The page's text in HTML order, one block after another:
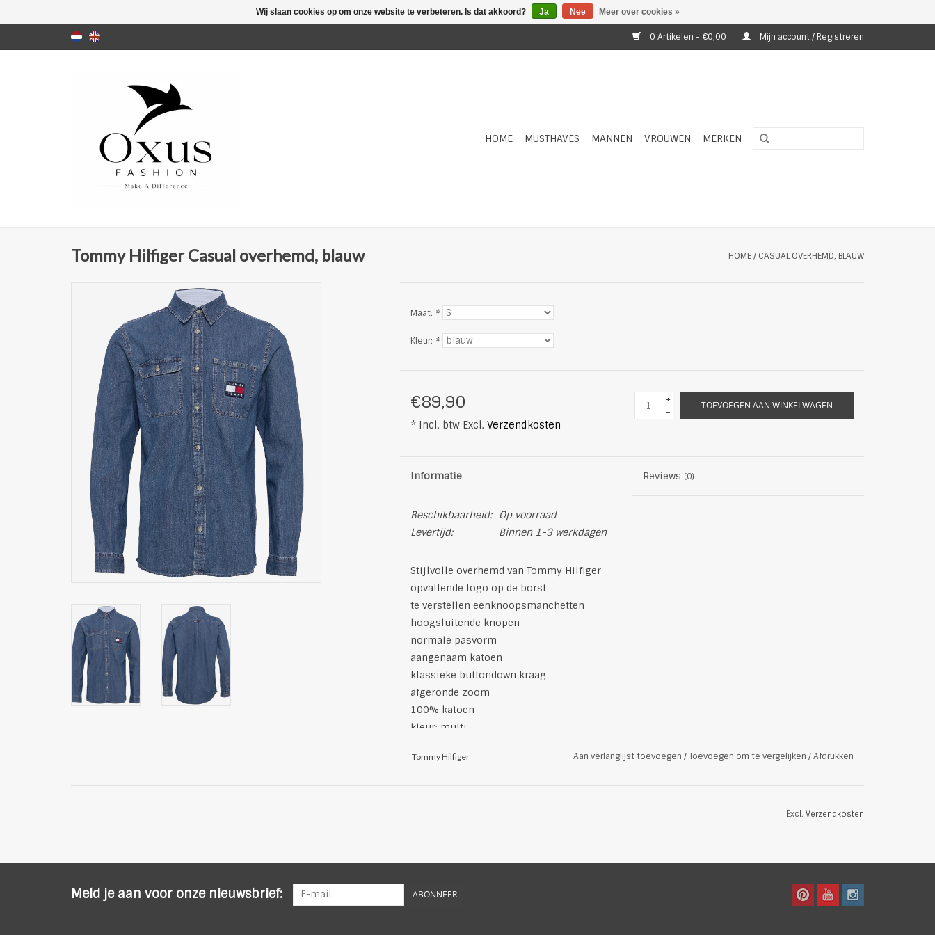
0 Artikelen - €0,00 Mijn account / Registreren
HOME MUSTHAVES MANNEN VROUWEN MERKEN
Tommy Hilfiger Casual overhemd, blauw HOME/ CASUAL OVERHEMD, BLAUW
Maat: *
Kleur: *
€89,90
* Incl. btw Excl. Verzendkosten
+
-
TOEVOEGEN AAN WINKELWAGEN
Informatie Reviews (0)
Beschikbaarheid:
Op voorraad
Levertijd:
Binnen 1-3 werkdagen
Stijlvolle overhemd van Tommy Hilfiger
opvallende logo op de borst
te verstellen eenknoopsmanchetten
hoogsluitende knopen
normale pasvorm
aangenaam katoen
klassieke buttondown kraag
afgeronde zoom
100% katoen
kleur: multi
Tommy Hilfiger Aan verlanglijst toevoegen /Toevoegen om te vergelijken /Afdrukken
Excl. Verzendkosten
Meld je aan voor onze nieuwsbrief: ABONNEER
Wij slaan cookies op om onze website te verbeteren. Is dat akkoord? Ja Nee Meer over cookies »